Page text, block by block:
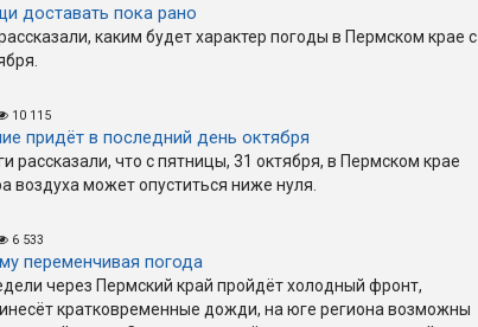
доставать пока рано
каким будет характер погоды в Пермском крае с
10 115
придёт в последний день октября
рассказали, что с пятницы, 31 октября, в Пермском крае
воздуха может опуститься ниже нуля.
6 533
переменчивая погода
через Пермский край пройдёт холодный фронт,
кратковременные дожди, на юге региона возможны